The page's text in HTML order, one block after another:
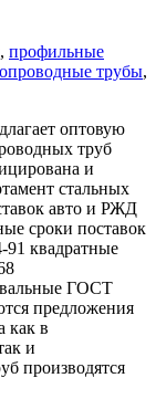
, профильные
трубы,
оптовую
труб
и
стальных
авто и РЖД
сроки поставок
квадратные
ГОСТ
предложения
как в
и
производятся